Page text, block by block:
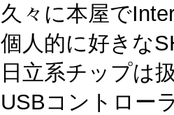
久々に本屋で
個人的に好きな
日立系チップは
USBコントロー